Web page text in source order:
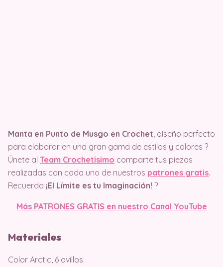
Manta en Punto de Musgo en Crochet, diseño perfecto
para elaborar en una gran gama de estilos y colores ?
Únete al Team Crochetisimo comparte tus piezas
realizadas con cada uno de nuestros patrones gratis.
Recuerda ¡El Límite es tu Imaginación! ?
Más PATRONES GRATIS en nuestro Canal YouTube
Materiales
Color Arctic, 6 ovillos.